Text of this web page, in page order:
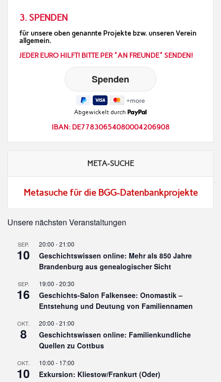
3. SPENDEN
für unsere oben genannte Projekte bzw. unseren Verein
allgemein.
JEDER EURO HILFT! BITTE PER "AN FREUNDE" SENDEN!
Abgewickelt durch
IBAN: DE77830654080004206908
META-SUCHE
Metasuche für die BGG-Datenbankprojekte
Unsere nächsten Veranstaltungen
SEP.
10
20:00 -21:00
Geschichtswissen online: Mehr als 850 Jahre
Brandenburg aus genealogischer Sicht
SEP.
16
19:00 -20:30
Geschichts-Salon Falkensee: Onomastik –
Entstehung und Deutung von Familiennamen
OKT.
8
20:00 -21:00
Geschichtswissen online: Familienkundliche
Quellen zu Cottbus
OKT.
10
10:00 - 17:00
Exkursion: Kliestow/Frankurt (Oder)